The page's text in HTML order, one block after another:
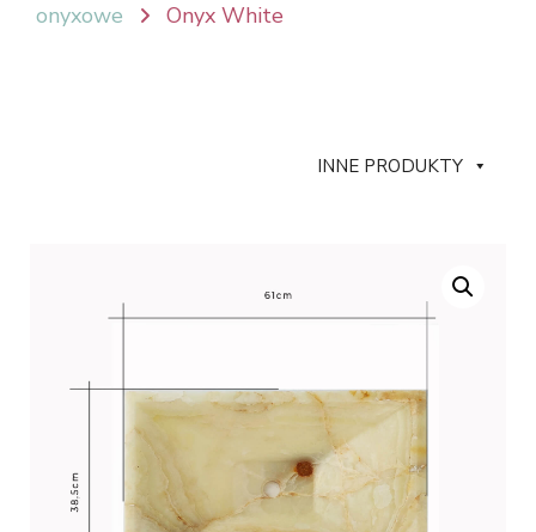
onyxowe
Onyx White
INNE PRODUKTY